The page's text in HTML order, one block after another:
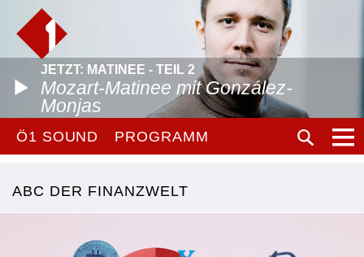
JETZT: MATINEE - TEIL 2
Mozart-Matinee mit González-
Monjas
Ö1 SOUND PROGRAMM
ABC DER FINANZWELT